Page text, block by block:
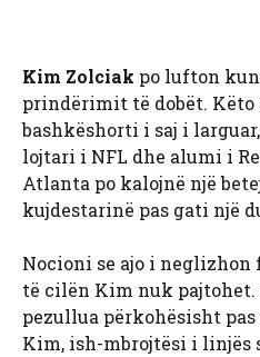
Kim Zolciak po lufton
prindërimit të dobët. Këto
bashkëshorti i saj i larguar,
lojtari i NFL dhe alumi i
Atlanta po kalojnë një
kujdestarinë pas gati një
Nocioni se ajo i neglizhon
të cilën Kim nuk pajtohet.
pezullua përkohësisht
Kim, ish-mbrojtësi i linjës